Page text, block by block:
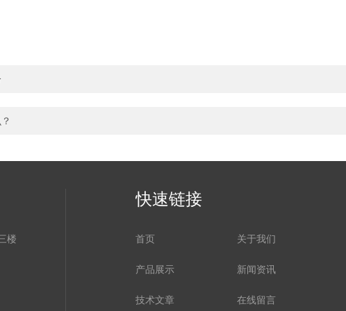
楼
快速链接
首页 关于我们
产品展示 新闻资讯
技术文章 在线留言